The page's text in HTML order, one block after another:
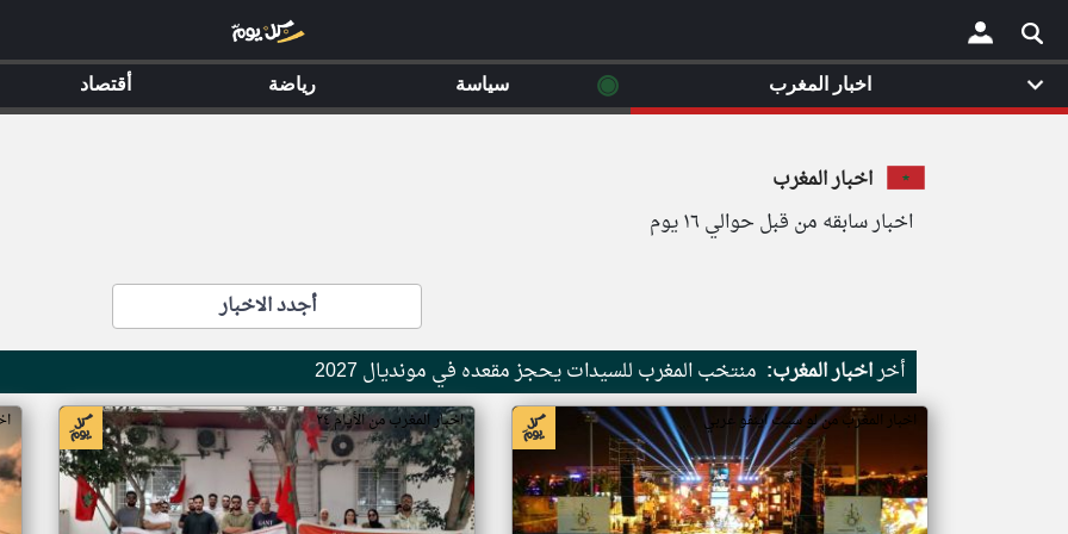
×
اخبار المغرب
اخبار سابقه من قبل حوالي ١٦ يوم
أجدد الاخبار
أخراخبار المغرب: منتخب المغرب للسيدات يحجز مقعده في مونديال 2027
اخبار المغرب من لو سيت اينفو عربي اخبار المغرب من الأيام ٢٤
اخبار المغرب ◉ سياسة رياضة أقتصاد